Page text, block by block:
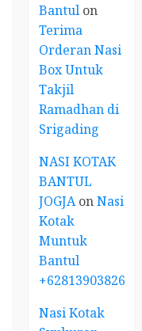
Bantul on
Terima
Orderan Nasi
Box Untuk
Takjil
Ramadhan di
Srigading
NASI KOTAK
BANTUL
JOGJAonNasi
Kotak
Muntuk
Bantul
+6281390382667
Nasi Kotak